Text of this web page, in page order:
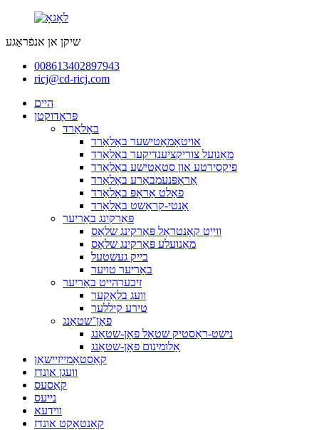
שיקן אן אנפֿראַגע
008613402897943
ricj@cd-ricj.com
היים
פּראָדוקטן
באָלאַרד
אויטאָמאַטישער באָלאַרד
מאַנועל צוריקציענדיקער באָלאַרד
פיקסירטע און סטאַטישע באָלאַרד
אַראָפּנעמבאַרע באָלאַרד
פאַלט אַראָפּ באָלאַרד
אַנטי-קראַשט באָלאַרד
פּאַרקינג באַריער
ווייַט קאָנטראָל פּאַרקינג שלאָס
מאַנועלע פּאַרקינג שלאָס
בייק געשטעל
באַריער טויער
זיכערהייט באַריער
וועג בלאַקער
טירע קיללער
פאָן־שטאַנג
נישט-ראַסטיק שטאָל פאָן-שטאַנג
אַלומינום פאָן-שטאַנג
קאַסטאַמייזיישאַן
וועגן אונדז
קאַסעס
נייעס
ווידעא
קאָנטאַקט אונדז